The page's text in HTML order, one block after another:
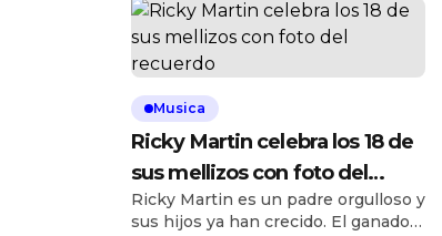
Musica
Ricky Martin celebra los 18 de
sus mellizos con foto del
recuerdo
Ricky Martin es un padre orgulloso y
sus hijos ya han crecido. El ganador